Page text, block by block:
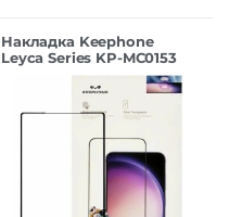
Накладка Keephone
Leyca Series KP-MC0153
для Samsung S24Ultra